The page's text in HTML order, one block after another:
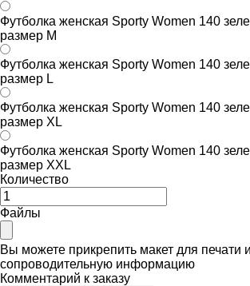
Футболка женская Sporty Women 140
размер M
Футболка женская Sporty Women 140
размер L
Футболка женская Sporty Women 140
размер XL
Футболка женская Sporty Women 140
размер XXL
Количество
Файлы
Вы можете прикрепить макет для печати
сопроводительную информацию
Комментарий к заказу